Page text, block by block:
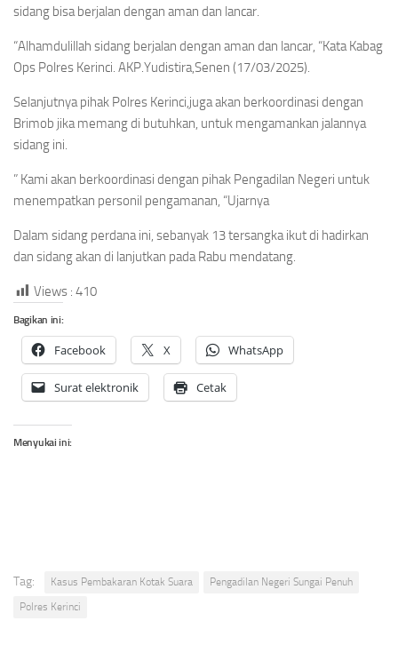
sidang bisa berjalan dengan aman dan lancar.
“Alhamdulillah sidang berjalan dengan aman dan lancar, “Kata Kabag
Ops Polres Kerinci. AKP.Yudistira,Senen (17/03/2025).
Selanjutnya pihak Polres Kerinci,juga akan berkoordinasi dengan
Brimob jika memang di butuhkan, untuk mengamankan jalannya
sidang ini.
” Kami akan berkoordinasi dengan pihak Pengadilan Negeri untuk
menempatkan personil pengamanan, “Ujarnya
Dalam sidang perdana ini, sebanyak 13 tersangka ikut di hadirkan
dan sidang akan di lanjutkan pada Rabu mendatang.
Views : 410
Bagikan ini:
Facebook X WhatsApp
Surat elektronik Cetak
Menyukai ini:
Tag: Kasus Pembakaran Kotak Suara
Pengadilan Negeri Sungai Penuh
Polres Kerinci